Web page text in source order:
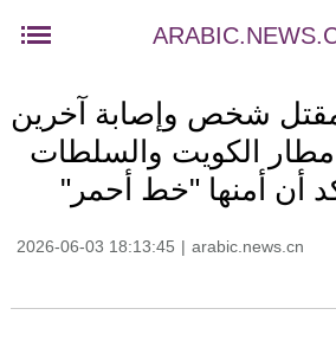
مقتل شخص وإصابة آخرين
الكويت والسلطات
أن أمنها "خط أحمر"
2026-06-03 18:13:45 | arabic.news.cn